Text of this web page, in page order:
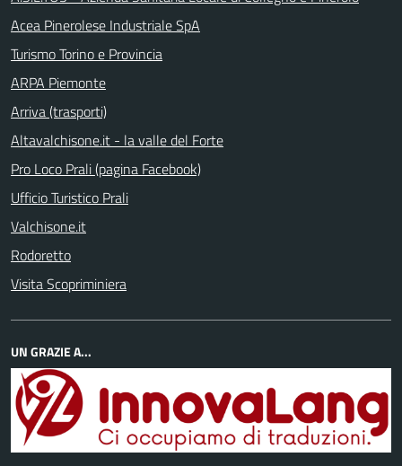
Acea Pinerolese Industriale SpA
Turismo Torino e Provincia
ARPA Piemonte
Arriva (trasporti)
Altavalchisone.it - la valle del Forte
Pro Loco Prali (pagina Facebook)
Ufficio Turistico Prali
Valchisone.it
Rodoretto
Visita Scopriminiera
UN GRAZIE A...